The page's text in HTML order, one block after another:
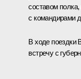
составом
с командирами
В ходе поездки
встречу с